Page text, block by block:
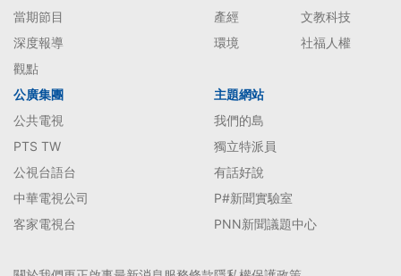
當期節目
深度報導
觀點
產經
文教科技
環境
社福人權
公廣集團
公共電視
PTS TW
公視台語台
中華電視公司
客家電視台
主題網站
我們的島
獨立特派員
有話好說
P#新聞實驗室
PNN新聞議題中心